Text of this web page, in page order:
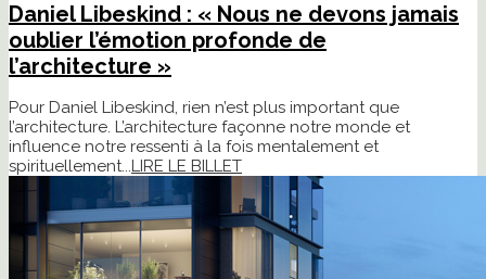
Daniel Libeskind : « Nous ne devons jamais
oublier l’émotion profonde de
l’architecture »
Pour Daniel Libeskind, rien n’est plus important que
l’architecture. L’architecture façonne notre monde et
influence notre ressenti à la fois mentalement et
spirituellement...LIRE LE BILLET